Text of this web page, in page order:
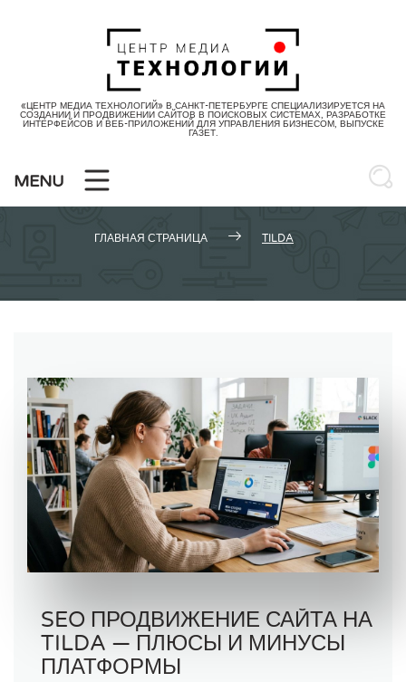
«ЦЕНТР МЕДИА ТЕХНОЛОГИЙ» В САНКТ-ПЕТЕРБУРГЕ СПЕЦИАЛИЗИРУЕТСЯ НА
СОЗДАНИИ И ПРОДВИЖЕНИИ САЙТОВ В ПОИСКОВЫХ СИСТЕМАХ, РАЗРАБОТКЕ
ИНТЕРФЕЙСОВ И ВЕБ-ПРИЛОЖЕНИЙ ДЛЯ УПРАВЛЕНИЯ БИЗНЕСОМ, ВЫПУСКЕ
ГАЗЕТ.
MENU
ГЛАВНАЯ СТРАНИЦА TILDA
SEO ПРОДВИЖЕНИЕ САЙТА НА
TILDA — ПЛЮСЫ И МИНУСЫ
ПЛАТФОРМЫ